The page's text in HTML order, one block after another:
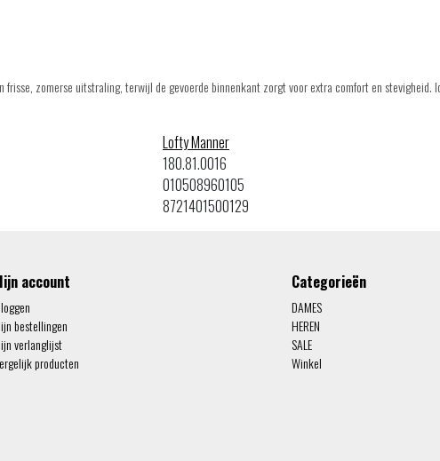
zomerse uitstraling, terwijl de gevoerde binnenkant zorgt voor extra comfort en stevigheid.
Lofty Manner
180.81.0016
010508960105
8721401500129
account
bestellingen
verlanglijst
producten
Categorieën
DAMES
HEREN
SALE
Winkel